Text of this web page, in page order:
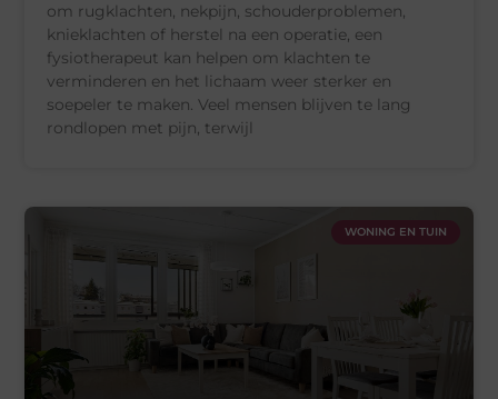
om rugklachten, nekpijn, schouderproblemen,
knieklachten of herstel na een operatie, een
fysiotherapeut kan helpen om klachten te
verminderen en het lichaam weer sterker en
soepeler te maken. Veel mensen blijven te lang
rondlopen met pijn, terwijl
WONING EN TUIN